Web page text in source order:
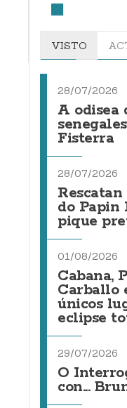
VISTO
28/07/2026
A odisea
Fisterra
28/07/2026
do
pique
01/08/2026
Cabana,
Carballo
únicos
eclipse
29/07/2026
O
con...